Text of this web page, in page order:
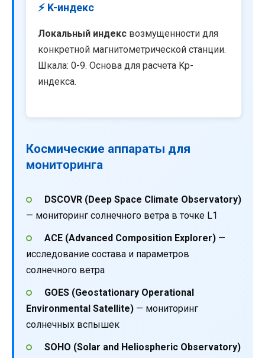
⚡ K-индекс
Локальный индекс возмущенности для
конкретной магнитометрической станции.
Шкала: 0-9. Основа для расчета Kp-
индекса.
Космические аппараты для
мониторинга
DSCOVR (Deep Space Climate Observatory)
— мониторинг солнечного ветра в точке L1
ACE (Advanced Composition Explorer)—
исследование состава и параметров
солнечного ветра
GOES (Geostationary Operational
Environmental Satellite) — мониторинг
солнечных вспышек
SOHO (Solar and Heliospheric Observatory)